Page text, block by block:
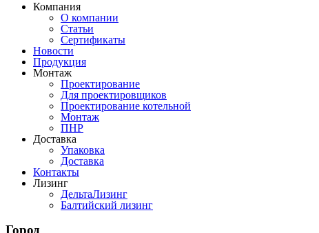
Компания
О компании
Статьи
Сертификаты
Новости
Продукция
Монтаж
Проектирование
Для проектировщиков
Проектирование котельной
Монтаж
ПНР
Доставка
Упаковка
Доставка
Контакты
Лизинг
ДельтаЛизинг
Балтийский лизинг
Город